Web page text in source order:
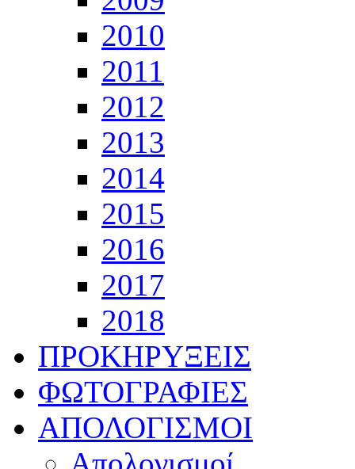
2010
2011
2012
2013
2014
2015
2016
2017
2018
ΠΡΟΚΗΡΥΞΕΙΣ
ΦΩΤΟΓΡΑΦΙΕΣ
ΑΠΟΛΟΓΙΣΜΟΙ